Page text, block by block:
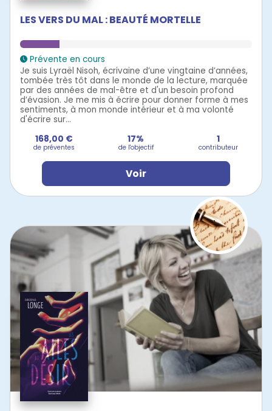
LES VERS DU MAL : BEAUTÉ MORTELLE
Prévente en cours
Je suis Lyraël Nisoh, écrivaine d’une vingtaine d’années,
tombée très tôt dans le monde de la lecture, marquée
par des années de mal-être et d'un besoin profond
d’évasion. Je me mis à écrire pour donner forme à mes
sentiments, à mon monde intérieur et à ma volonté
d'écrire sur...
168,00 €
de préventes
17%
de l'objectif
1
contributeur
Voir